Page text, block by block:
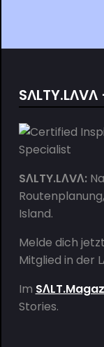
SΛLTY.LΛVΛ:
Island.
Melde dich
Mitglied in der
Im
Stories.